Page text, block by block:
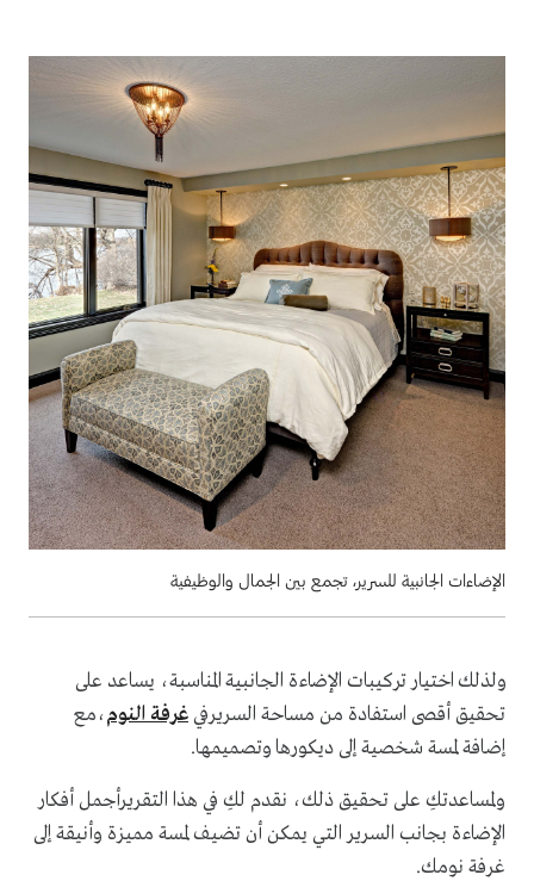
الإضاءات الجانبية للسرير، تجمع بين الجمال والوظيفية
ولذلك اختيار تركيبات الإضاءة الجانبية المناسبة، يساعد على
تحقيق أقصى استفادة من مساحة السريرفي غرفة النوم،مع
إضافة لمسة شخصية إلى ديكورها وتصميمها.
ولمساعدتكِ على تحقيق ذلك، نقدم لكِ في هذا التقريرأجمل أفكار
الإضاءة بجانب السرير التي يمكن أن تضيف لمسة مميزة وأنيقة إلى
غرفة نومك.